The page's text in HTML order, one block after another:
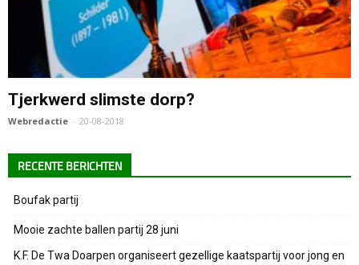
Tjerkwerd slimste dorp?
Webredactie - 20-08-2018
RECENTE BERICHTEN
Boufak partij
Mooie zachte ballen partij 28 juni
K.F. De Twa Doarpen organiseert gezellige kaatspartij voor jong en